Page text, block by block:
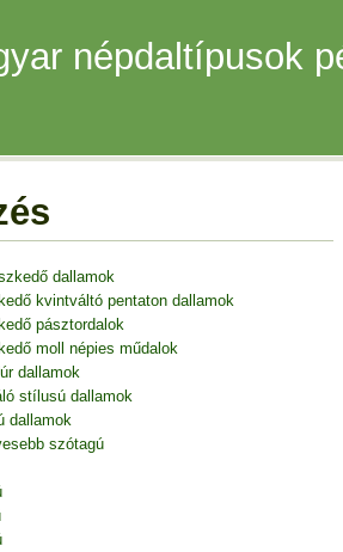
népdaltípusok
dallamok
kvintváltó pentaton dallamok
pásztordalok
moll népies műdalok
dallamok
stílusú dallamok
dallamok
szótagú